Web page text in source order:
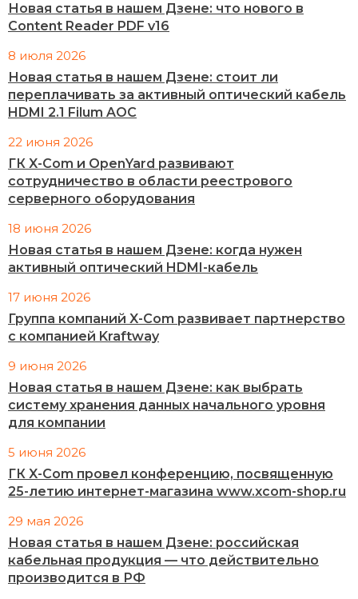
Новая статья в нашем Дзене: что нового в
Content Reader PDF v16
8 июля 2026
Новая статья в нашем Дзене: стоит ли
переплачивать за активный оптический кабель
HDMI 2.1 Filum AOC
22 июня 2026
ГК X-Com и OpenYard развивают
сотрудничество в области реестрового
серверного оборудования
18 июня 2026
Новая статья в нашем Дзене: когда нужен
активный оптический HDMI-кабель
17 июня 2026
Группа компаний X-Com развивает партнерство
с компанией Kraftway
9 июня 2026
Новая статья в нашем Дзене: как выбрать
систему хранения данных начального уровня
для компании
5 июня 2026
ГК X-Com провел конференцию, посвященную
25-летию интернет-магазина www.xcom-shop.ru
29 мая 2026
Новая статья в нашем Дзене: российская
кабельная продукция — что действительно
производится в РФ